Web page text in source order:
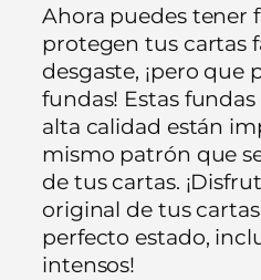
'
a
t
r
a
s
d
e
l
Ahora puedes tener
protegen tus cartas
desgaste, ¡pero que
fundas! Estas
alta calidad están
mismo patrón que
de tus cartas.
original de tus
perfecto estado,
intensos!